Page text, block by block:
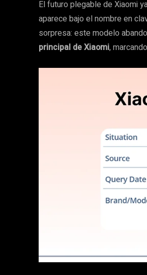
El futuro plegable de Xiaomi
aparece bajo el nombre en
sorpresa: este modelo
principal de Xiaomi,